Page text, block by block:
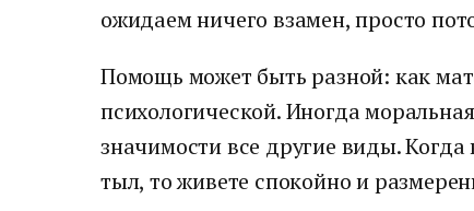
ожидаем ничего взамен, просто
Помощь может быть разной: как
психологической. Иногда
значимости все другие виды.
тыл, то живете спокойно и